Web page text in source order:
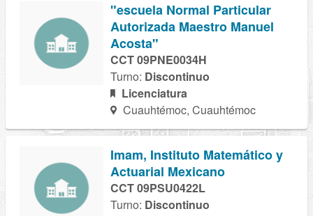
"escuela Normal Particular
Autorizada Maestro Manuel
Acosta"
CCT 09PNE0034H
Turno: Discontinuo
Licenciatura
Cuauhtémoc, Cuauhtémoc
Imam, Instituto Matemático y
Actuarial Mexicano
CCT 09PSU0422L
Turno: Discontinuo